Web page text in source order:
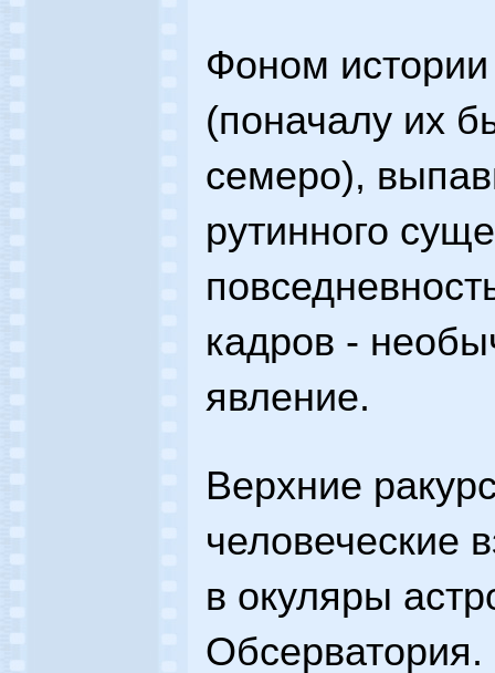
Фоном
(поначалу их
семеро),
рутинного
кадров -
явление.
Верхние
человеческие
в окуляры